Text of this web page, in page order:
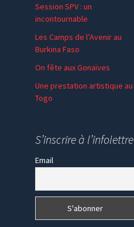
Session SPV : un
incontournable
Les Camps de l’Avenir au
Burkina Faso
On fête aux Gonaïves
Une prestation artistique au
Togo
S’inscrire à l’infolettre
Email